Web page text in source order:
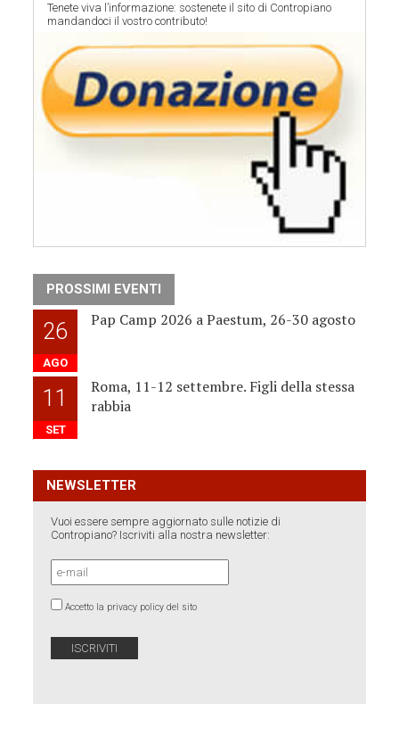
Tenete viva l’informazione: sostenete il sito di Contropiano
mandandoci il vostro contributo!
PROSSIMI EVENTI
26
AGO
Pap Camp 2026 a Paestum, 26-30 agosto
11
SET
Roma, 11-12 settembre. Figli della stessa
rabbia
NEWSLETTER
Vuoi essere sempre aggiornato sulle notizie di
Contropiano? Iscriviti alla nostra newsletter:
Accetto la privacy policy del sito